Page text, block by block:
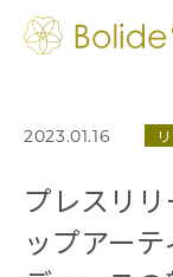
2023.01.16
プレスリ
ップアー